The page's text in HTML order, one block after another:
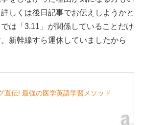
しくは後日記事でお伝えしようかと
は「3.11」が関係していることだけ
新幹線すら運休していましたから
直伝! 最強の医学英語学習メソッド